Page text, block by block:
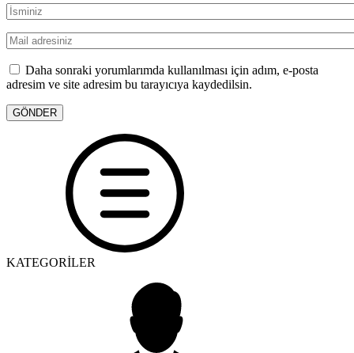
Daha sonraki yorumlarımda kullanılması için adım, e-posta
adresim ve site adresim bu tarayıcıya kaydedilsin.
KATEGORİLER